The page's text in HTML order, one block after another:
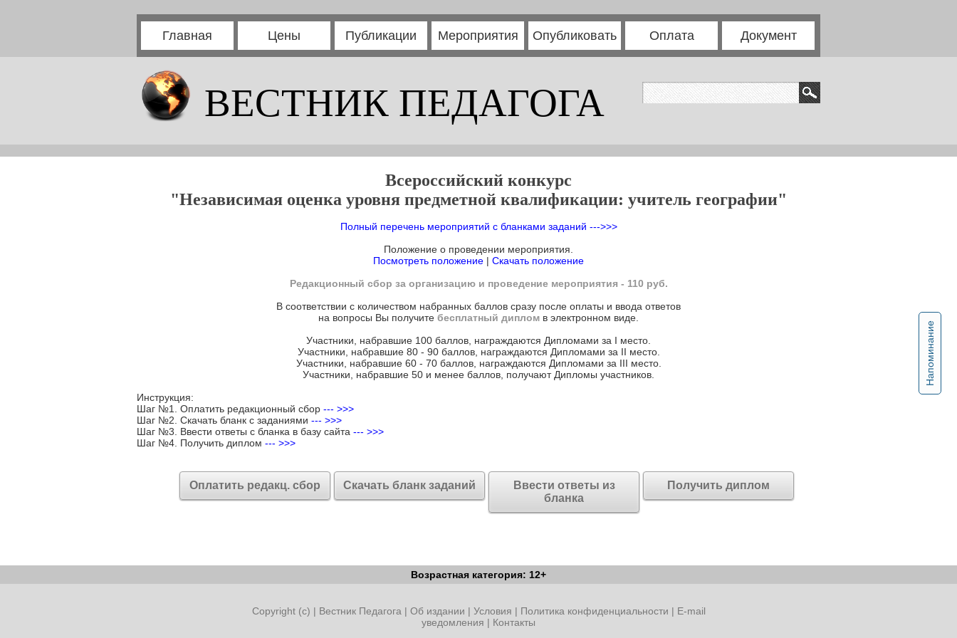
Главная Цены Публикации Мероприятия Опубликовать Оплата Документ
ВЕСТНИК ПЕДАГОГА
Напоминание
Всероссийский конкурс
"Независимая оценка уровня предметной квалификации: учитель географии"
Полный перечень мероприятий с бланками заданий --->>>
Положение о проведении мероприятия.
Посмотреть положение | Скачать положение
Редакционный сбор за организацию и проведение мероприятия - 110 руб.
В соответствии с количеством набранных баллов сразу после оплаты и ввода ответов
на вопросы Вы получите бесплатный диплом в электронном виде.
Участники, набравшие 100 баллов, награждаются Дипломами за I место.
Участники, набравшие 80 - 90 баллов, награждаются Дипломами за II место.
Участники, набравшие 60 - 70 баллов, награждаются Дипломами за III место.
Участники, набравшие 50 и менее баллов, получают Дипломы участников.
Инструкция:
Шаг №1. Оплатить редакционный сбор --- >>>
Шаг №2. Скачать бланк с заданиями --- >>>
Шаг №3. Ввести ответы с бланка в базу сайта --- >>>
Шаг №4. Получить диплом --- >>>
Оплатить редакц. сбор Скачать бланк заданий
Ввести ответы из
бланка
Получить диплом
Возрастная категория: 12+
Copyright (c) | Вестник Педагога | Об издании | Условия | Политика конфиденциальности | E-mail
уведомления | Контакты